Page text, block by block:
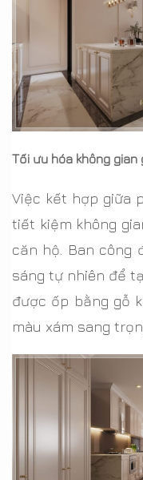
Tối ưu hóa không
Việc kết hợp giữa
tiết kiệm không
căn hộ. Ban công
sáng tự nhiên để
được ốp bằng gỗ
màu xám sang